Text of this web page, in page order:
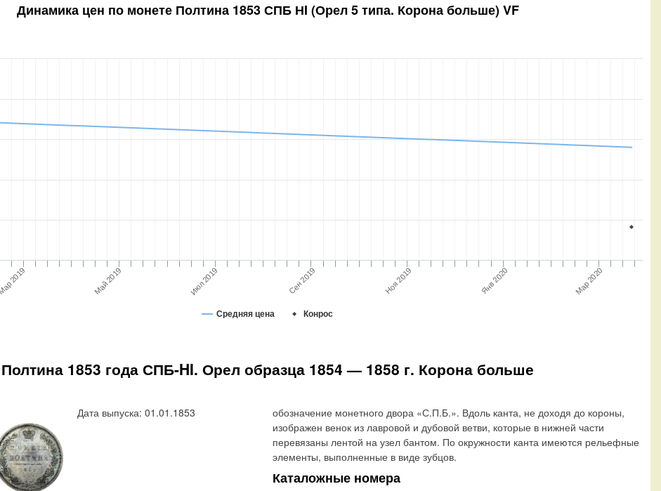
Динамика цен по монете Полтина 1853 СПБ НI (Орел 5 типа. Корона больше) VF
Средняя цена Конрос
Мар 2019 Май 2019 Июл 2019 Сен 2019 Ноя 2019 Янв 2020 Мар 2020
Полтина 1853 года СПБ-HI. Орел образца 1854 — 1858 г. Корона больше
Дата выпуска: 01.01.1853
обозначение монетного двора «С.П.Б.». Вдоль канта, не доходя до короны,
изображен венок из лавровой и дубовой ветви, которые в нижней части
перевязаны лентой на узел бантом. По окружности канта имеются рельефные
элементы, выполненные в виде зубцов.
Каталожные номера